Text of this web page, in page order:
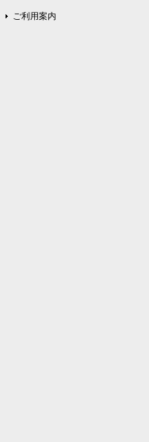
ご利用案内